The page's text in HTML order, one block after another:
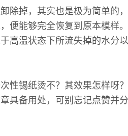
除掉，其实也是极为简单的
便能够完全恢复到原本模样
高温状态下所流失掉的水分
性锡纸烫不？其效果怎样呀
具备用处，可别忘记点赞并